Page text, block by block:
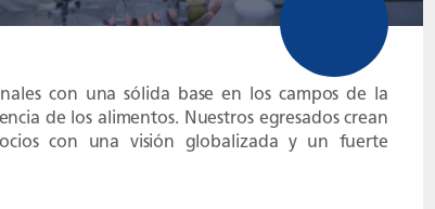
con una sólida base en los campos de la
de los alimentos. Nuestros egresados crean
con una visión globalizada y un fuerte